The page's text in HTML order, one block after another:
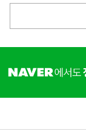
다
음
기
단
배
영